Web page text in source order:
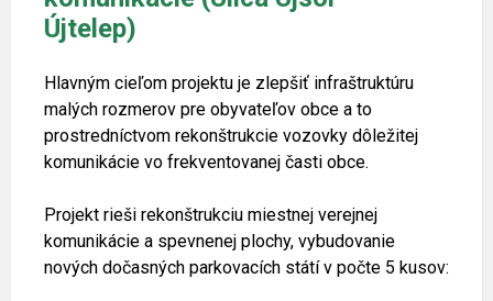
Újtelep)
Hlavným cieľom projektu je zlepšiť infraštruktúru
malých rozmerov pre obyvateľov obce a to
prostredníctvom rekonštrukcie vozovky dôležitej
komunikácie vo frekventovanej časti obce.
Projekt rieši rekonštrukciu miestnej verejnej
komunikácie a spevnenej plochy, vybudovanie
nových dočasných parkovacích státí v počte 5 kusov: